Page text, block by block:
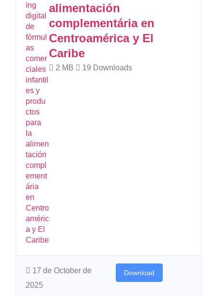
alimentación
complementária en
Centroamérica y El
Caribe
2 MB 19 Downloads
17 de October de
2025
Download